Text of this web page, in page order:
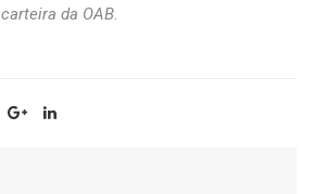
carteira da OAB.